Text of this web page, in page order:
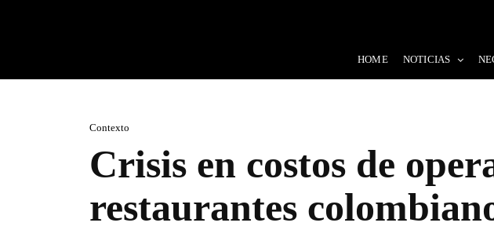
HOME NOTICIAS
Contexto
Crisis en costos de
restaurantes